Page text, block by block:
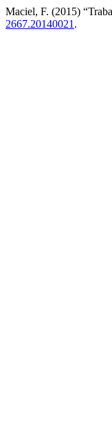
Maciel, F. (2015)
2667.20140021 .